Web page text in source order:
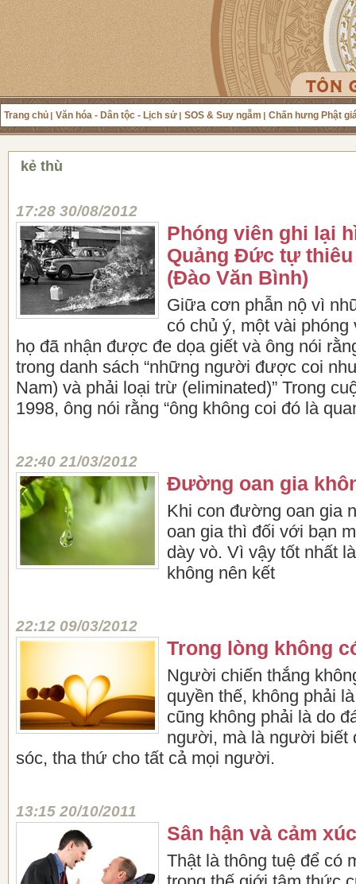
Trang chủ Văn hóa - Dân tộc - Lịch sử SOS & Suy ngẫm Chấn hưng Phật
kẻ thù
17:28 30/08/2012
Phóng viên ghi lại
Quảng Đức tự
(Đào Văn Bình)
Giữa cơn phẫn nộ vì
có chủ ý, một vài
họ đã nhận được đe dọa giết và ông nói
trong danh sách “những người được coi
Nam) và phải loại trừ (eliminated)” Trong
1998, ông nói rằng “ông không coi đó là
22:40 21/03/2012
Đường oan gia
Khi con đường oan gia
oan gia thì đối với bạn
dày vò. Vì vậy tốt nhất
không nên kết
22:12 09/03/2012
Trong lòng không
Người chiến thắng
quyền thế, không phải
cũng không phải là do
người, mà là người biết
sóc, tha thứ cho tất cả mọi người.
13:15 20/10/2011
Sân hận và cảm
Thật là thông tuệ để có